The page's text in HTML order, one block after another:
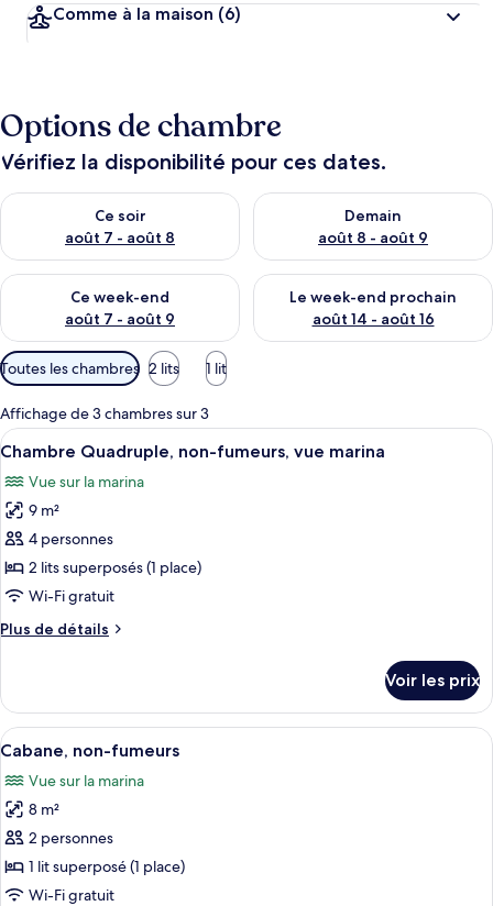
Comme à la maison (6)
Options de chambre
Vérifiez la disponibilité pour ces dates.
Ce soir
août 7 - août 8
Vérifier la disponibilité pour ce soir août 7 - août 8
Demain
août 8 - août 9
Vérifier la disponibilité pour
Ce week-end
août 7 - août 9
Vérifier la disponibilité pour ce week-end août 7 - août 9
Le week-end prochain
août 14 - août 16
Vérifier la disponibilité pour
Filtres
disponibles
pour
les
chambres
Toutes les chambres 2 lits 1 lit
Affichage de 3 chambres sur 3
Afficher
toutes
les
photos
pour
ce
type
chambre :
non-
fumeurs,
marina
Chambre Quadruple, non-fumeurs,
2
Chambre Quadruple, non-fumeurs, vue marina
Vue sur la marina
9 m²
4 personnes
2 lits superposés (1 place)
Wi-Fi gratuit
Plus de détails
Plus
le
type
de
Chambre
Quadruple,
non-
fumeurs,
vue
marina
Voir les prix
Afficher
toutes
les
photos
pour
ce
type
Cabane, non-fumeurs | Wi-Fi
3
Cabane, non-fumeurs
Vue sur la marina
8 m²
2 personnes
1 lit superposé (1 place)
Wi-Fi gratuit